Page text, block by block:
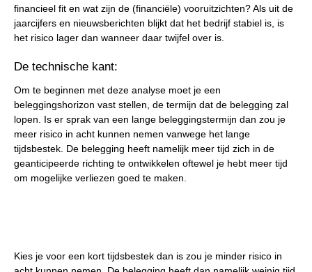
financieel fit en wat zijn de (financiële) vooruitzichten? Als uit de
jaarcijfers en nieuwsberichten blijkt dat het bedrijf stabiel is, is
het risico lager dan wanneer daar twijfel over is.
De technische kant:
Om te beginnen met deze analyse moet je een
beleggingshorizon vast stellen, de termijn dat de belegging zal
lopen. Is er sprak van een lange beleggingstermijn dan zou je
meer risico in acht kunnen nemen vanwege het lange
tijdsbestek. De belegging heeft namelijk meer tijd zich in de
geanticipeerde richting te ontwikkelen oftewel je hebt meer tijd
om mogelijke verliezen goed te maken.
Kies je voor een kort tijdsbestek dan is zou je minder risico in